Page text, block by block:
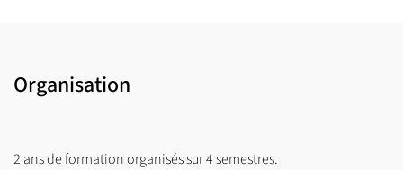
Organisation
2 ans de formation organisés sur 4 semestres.